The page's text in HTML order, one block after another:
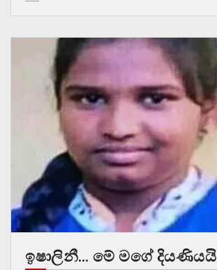
ඉෂාලිනී… මේ මගේ දියණියයි